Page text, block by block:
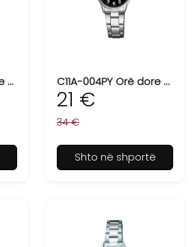
C11A-003PY Orë dore për femra Q&Q C11A-004PY Orë dore për femra Q&Q
21 €
34 €
Shto në shportë